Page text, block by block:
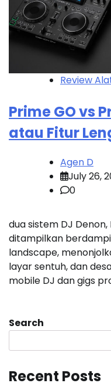
Review
Prime GO vs
atau Fitur
Agen D
July 26,
0
dua sistem DJ
ditampilkan
landscape,
layar sentuh, dan
mobile DJ dan gigs
Search
Recent Posts